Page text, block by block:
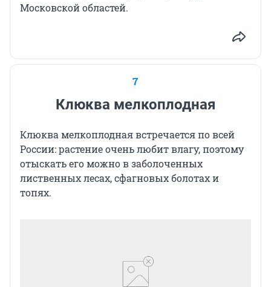
Московской областей.
7
Клюква мелкоплодная
Клюква мелкоплодная встречается по всей
России: растение очень любит влагу, поэтому
отыскать его можно в заболоченных
лиственных лесах, сфагновых болотах и
топях.